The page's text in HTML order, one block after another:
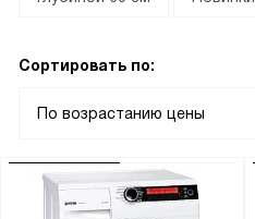
Сортировать по:
По возрастанию цены